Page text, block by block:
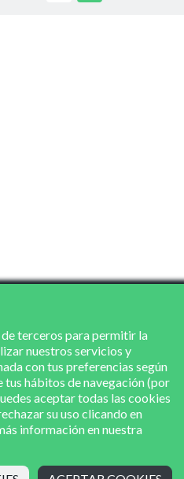
terceros para permitir la
nuestros servicios y
con tus preferencias según
hábitos de navegación (por
aceptar todas las cookies
su uso clicando en
información en nuestra